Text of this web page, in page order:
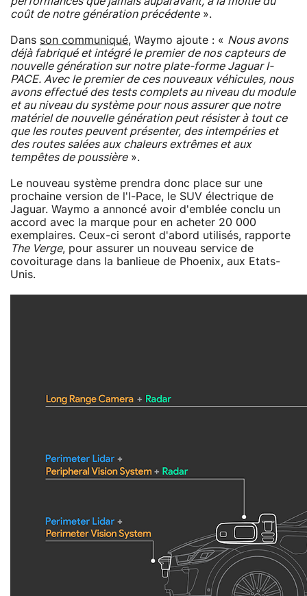
coût de notre génération précédente».
Dans son communiqué, Waymo ajoute : « Nous avons
déjà fabriqué et intégré le premier de nos capteurs de
nouvelle génération sur notre plate-forme Jaguar I-
PACE. Avec le premier de ces nouveaux véhicules, nous
avons effectué des tests complets au niveau du module
et au niveau du système pour nous assurer que notre
matériel de nouvelle génération peut résister à tout ce
que les routes peuvent présenter, des intempéries et
des routes salées aux chaleurs extrêmes et aux
tempêtes de poussière».
Le nouveau système prendra donc place sur une
prochaine version de l'I-Pace, le SUV électrique de
Jaguar. Waymo a annoncé avoir d'emblée conclu un
accord avec la marque pour en acheter 20 000
exemplaires. Ceux-ci seront d'abord utilisés, rapporte
The Verge, pour assurer un nouveau service de
covoiturage dans la banlieue de Phoenix, aux Etats-
Unis.